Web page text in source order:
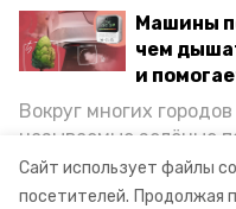
Сайт использует файлы
посетителей. Продолжая
Машины
чем
и
Вокруг многих
называемые зелёные
снижающие
газов на атмосферу.
2018 год, у ООО
недостроев и
должника 5,8
— 750 тысяч
составляет 26,7